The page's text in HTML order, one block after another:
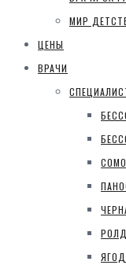
МИР
ЦЕНЫ
ВРАЧИ